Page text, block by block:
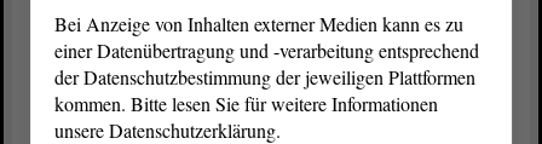
GEHEN SIE WÄHLEN ODER NUTZEN
SIE DAS ANGEBOT ZUR BRIEFWAHL.
2021 ist unser persönliches „Superwahljahr“ und wir werden von
unserem Wahlrecht am6. Juni für die Landtagswahl
Bei Anzeige von Inhalten externer Medien kann es zu
einer Datenübertragung und -verarbeitung entsprechend
der Datenschutzbestimmung der jeweiligen Plattformen
kommen. Bitte lesen Sie für weitere Informationen
unsere Datenschutzerklärung.